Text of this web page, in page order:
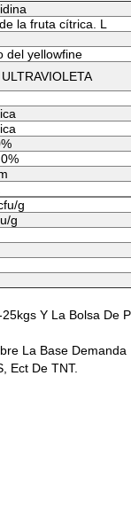
la fruta cítrica. L
del yellowfine
g
g
Y La Bolsa De
La Base
Ect De TNT.